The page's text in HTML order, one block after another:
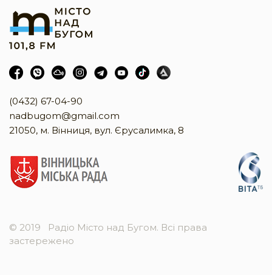
(0432) 67-04-90
nadbugom@gmail.com
21050, м. Вінниця, вул. Єрусалимка, 8
© 2019
Радіо Місто над Бугом. Всі права
застережено